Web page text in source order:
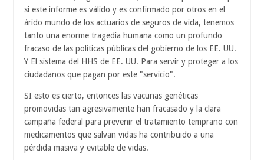
si este informe es válido y es confirmado por otros en el
árido mundo de los actuarios de seguros de vida, tenemos
tanto una enorme tragedia humana como un profundo
fracaso de las políticas públicas del gobierno de los EE. UU.
Y El sistema del HHS de EE. UU. Para servir y proteger a los
ciudadanos que pagan por este "servicio".
SI esto es cierto, entonces las vacunas genéticas
promovidas tan agresivamente han fracasado y la clara
campaña federal para prevenir el tratamiento temprano con
medicamentos que salvan vidas ha contribuido a una
pérdida masiva y evitable de vidas.